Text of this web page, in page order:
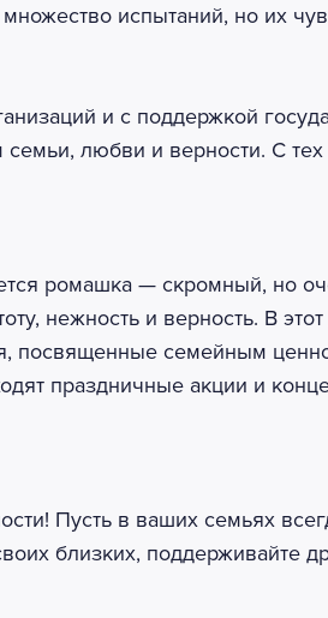
испытаний, но их
и с поддержкой
любви и верности. С тех
ромашка — скромный, но
нежность и верность. В
посвященные семейным
праздничные акции и
Пусть в ваших семьях
близких, поддерживайте